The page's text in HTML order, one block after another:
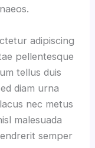
adipiscing
pellentesque
tellus duis
diam urna
nec metus
malesuada
semper